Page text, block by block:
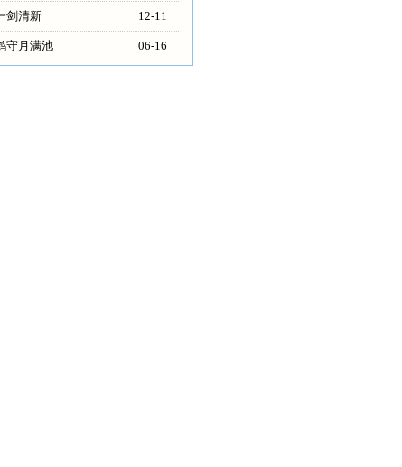
剑清新 12-11
守月满池 06-16